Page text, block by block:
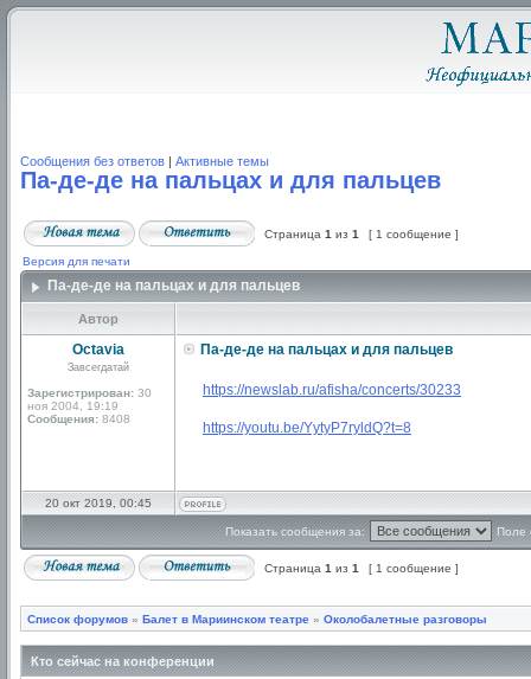
Сообщения без ответов | Активные темы
Па-де-де на пальцах и для пальцев
Страница 1 из 1 [ 1 сообщение ]
Версия для печати
Па-де-де на пальцах и для пальцев
Автор
Octavia
Завсегдатай
Зарегистрирован: 30
ноя 2004, 19:19
Сообщения: 8408
Па-де-де на пальцах и для пальцев
https://newslab.ru/afisha/concerts/30233
https://youtu.be/YytyP7ryldQ?t=8
20 окт 2019, 00:45
Показать сообщения за: Поле
Страница 1 из 1 [ 1 сообщение ]
Список форумов » Балет в Мариинском театре » Околобалетные разговоры
Кто сейчас на конференции